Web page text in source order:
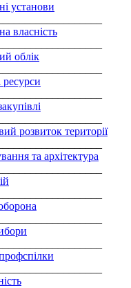
установи
власність
облік
ресурси
розвиток території
та архітектура